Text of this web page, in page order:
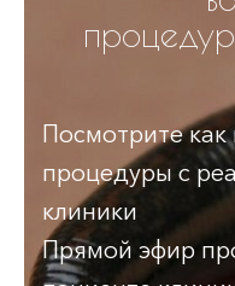
Посмотрите как
процедуры с
клиники
Прямой эфир